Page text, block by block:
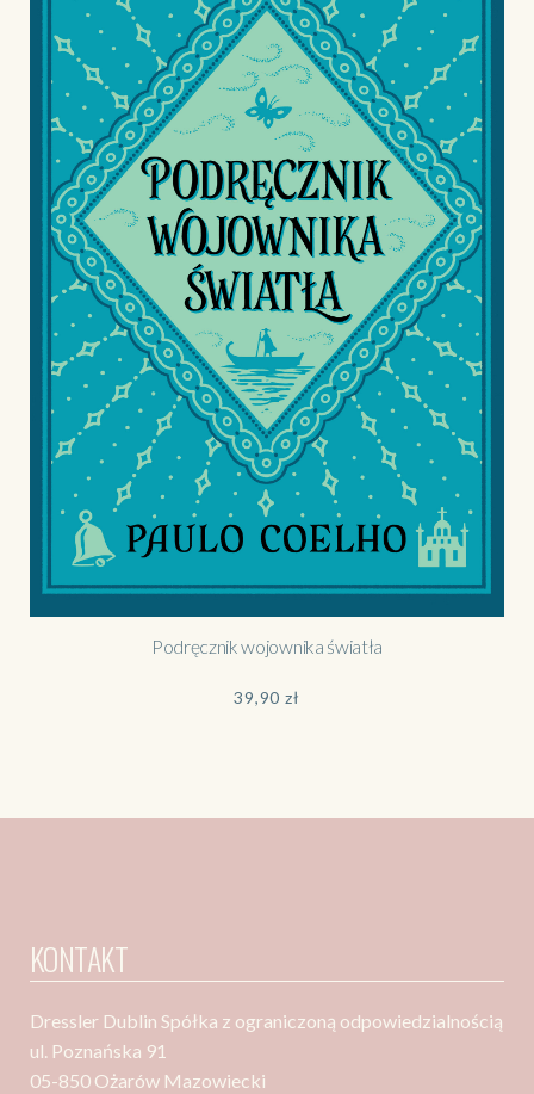
Podręcznik wojownika światła
39,90zł
KONTAKT
Dressler Dublin Spółka z ograniczoną odpowiedzialnością
ul. Poznańska 91
05-850 Ożarów Mazowiecki